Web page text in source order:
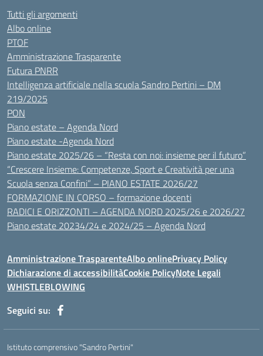
Tutti gli argomenti
Albo online
PTOF
Amministrazione Trasparente
Futura PNRR
Intelligenza artificiale nella scuola Sandro Pertini – DM
219/2025
PON
Piano estate – Agenda Nord
Piano estate -Agenda Nord
Piano estate 2025/26 – “Resta con noi: insieme per il futuro”
“Crescere Insieme: Competenze, Sport e Creatività per una
Scuola senza Confini” – PIANO ESTATE 2026/27
FORMAZIONE IN CORSO – formazione docenti
RADICI E ORIZZONTI – AGENDA NORD 2025/26 e 2026/27
Piano estate 20234/24 e 2024/25 – Agenda Nord
Amministrazione TrasparenteAlbo onlinePrivacy Policy
Dichiarazione di accessibilitàCookie PolicyNote Legali
WHISTLEBLOWING
Seguici su:
Istituto comprensivo "Sandro Pertini"